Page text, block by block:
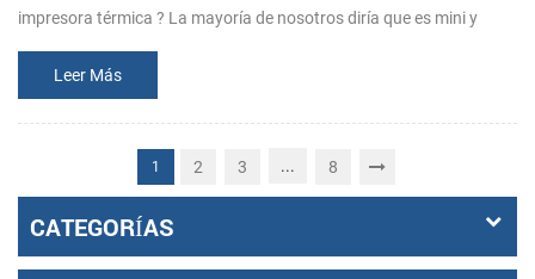
impresora térmica ? La mayoría de nosotros diría que es mini y
médicos como l...
Leer Más
1 2 3 ... 8
CATEGORÍAS